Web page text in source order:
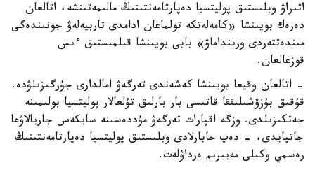
اتىراۋ وبلىستىق پوليتسيا دەپارتامەنتىنىڭ مالىمەتىنشە، اتالعان
دەرەك بويىنشا «كامەلەتكە تولماعان ادامدى تاربيەلەۋ جونىندەگى
مىندەتتەردى ورىنداماۋ» بابى بويىنشا قىلمىستىق ءىس
قوزعالعان.
- اتالعان وقيعا بويىنشا كەشەندى تەرگەۋ امالدارى جۇرگىزىلۋدە.
قۇقىق بۇزۋشىلىققا قاتىسى بار بارلىق تۇلعالار پوليتسيا بولىمىنە
جەتكىزىلدى. وزگە اقپارات تەرگەۋ مۇددەسىنە سايكەس جاريالاۋعا
جاتپايدى، - دەپ حابارلادى وبلىستىق پوليتسيا دەپارتامەنتىنىڭ
رەسمي وكىلى مەيىرىم ەرداۋلەت.